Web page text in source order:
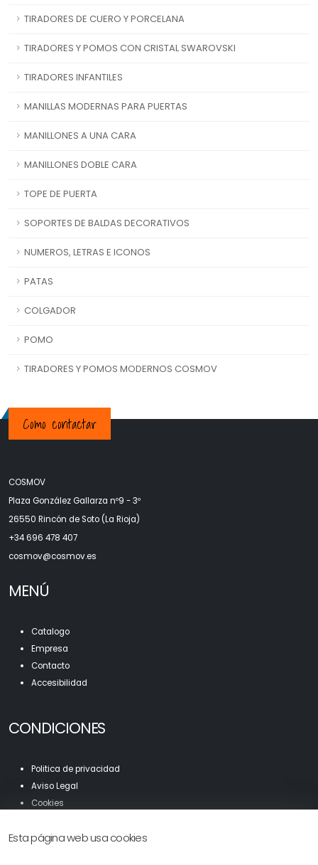
TIRADORES DE CUERO Y PORCELANA
TIRADORES Y POMOS CON CRISTAL SWAROVSKI
TIRADORES INFANTILES
MANILLAS MODERNAS PARA PUERTAS
MANILLONES A UNA CARA
MANILLONES DOBLE CARA
TOPE DE PUERTA
SOPORTES DE BALDAS DECORATIVOS
NUMEROS, LETRAS E ICONOS
PATAS
COLGADOR
POMO
TIRADORES Y POMOS MODERNOS COSMOV
Como contactar
COSMOV
Plaza González Gallarza nº9 - 3º
26550 Rincón de Soto (La Rioja)
+34 696 478 407
cosmov@cosmov.es
MENÚ
Catalogo
Empresa
Contacto
Accesibilidad
CONDICIONES
Politica de privacidad
Aviso Legal
Cookies
Accesibilidad
Esta página web usa cookies